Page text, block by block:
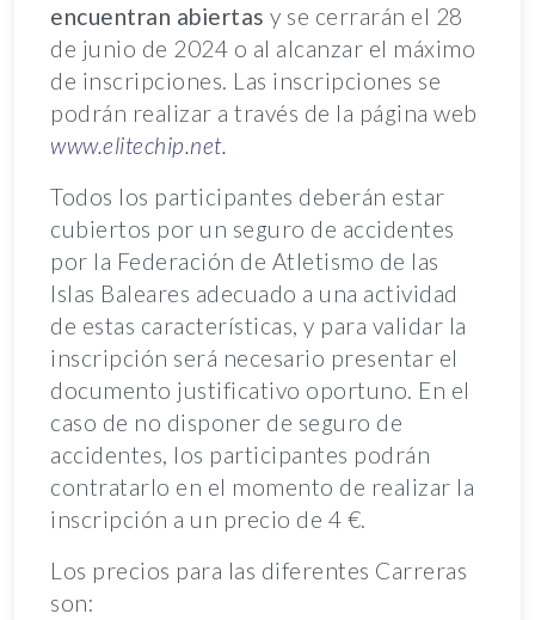
encuentran abiertas y se cerrarán el 28
de junio de 2024 o al alcanzar el máximo
de inscripciones. Las inscripciones se
podrán realizar a través de la página web
www.elitechip.net.
Todos los participantes deberán estar
cubiertos por un seguro de accidentes
por la Federación de Atletismo de las
Islas Baleares adecuado a una actividad
de estas características, y para validar la
inscripción será necesario presentar el
documento justificativo oportuno. En el
caso de no disponer de seguro de
accidentes, los participantes podrán
contratarlo en el momento de realizar la
inscripción a un precio de 4 €.
Los precios para las diferentes Carreras
son: